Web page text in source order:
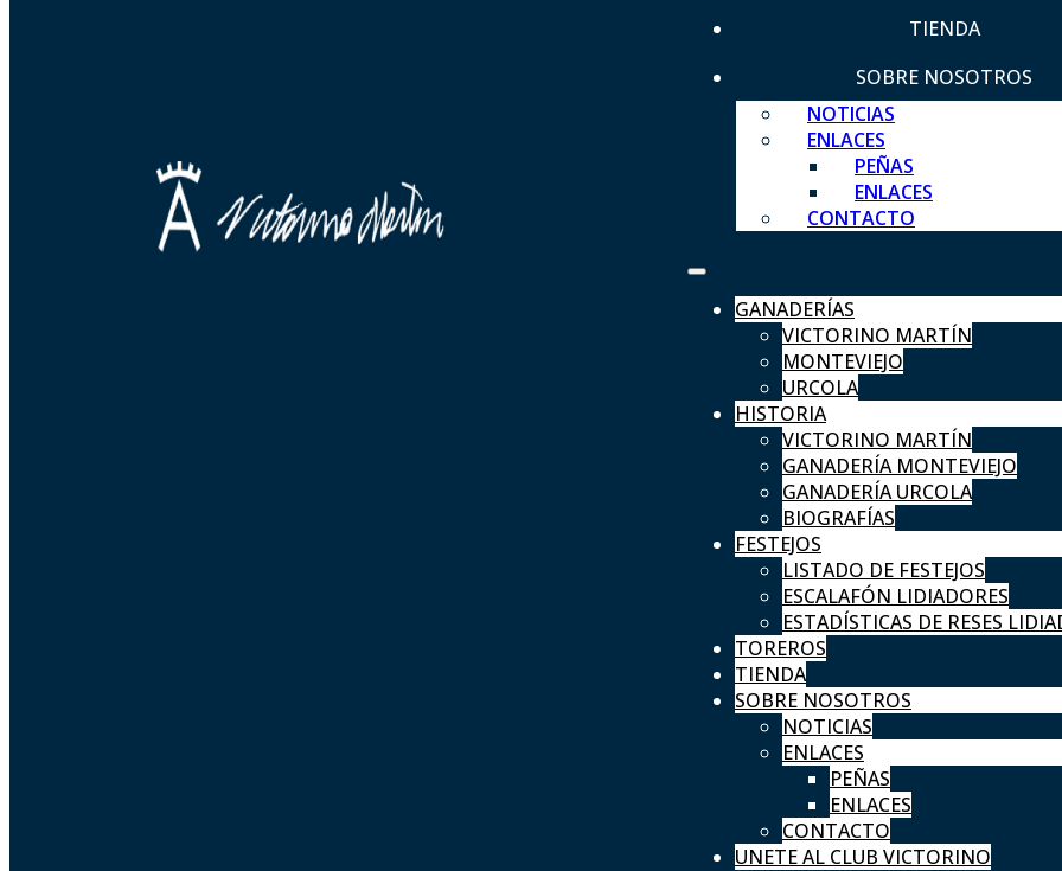
TIENDA
SOBRE NOSOTROS
NOTICIAS
ENLACES
PEÑAS
ENLACES
CONTACTO
GANADERÍAS
VICTORINO MARTÍN
MONTEVIEJO
URCOLA
HISTORIA
VICTORINO MARTÍN
GANADERÍA MONTEVIEJO
GANADERÍA URCOLA
BIOGRAFÍAS
FESTEJOS
LISTADO DE FESTEJOS
ESCALAFÓN LIDIADORES
ESTADÍSTICAS DE RESES
TOREROS
TIENDA
SOBRE NOSOTROS
NOTICIAS
ENLACES
PEÑAS
ENLACES
CONTACTO
UNETE AL CLUB VICTORINO